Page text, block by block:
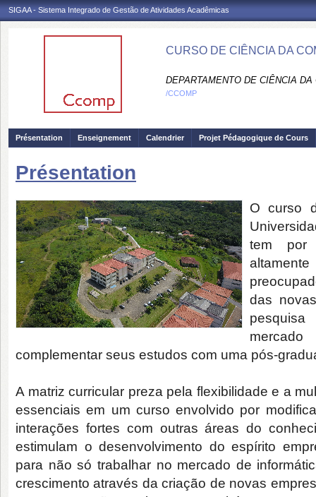
SIGAA - Sistema Integrado de Gestão de Atividades Acadêmicas
CURSO DE CIÊNCIA DA
DEPARTAMENTO DE CIÊNCIA
/CCOMP
Présentation Enseignement Calendrier Projet Pédagogique de Cours
Présentation
O curso
tem por
das
complementar seus estudos com uma pós-
A matriz curricular preza pela flexibilidade e a
essenciais em um curso envolvido por
interações fortes com outras áreas do
estimulam o desenvolvimento do espírito
para não só trabalhar no mercado de
crescimento através da criação de novas